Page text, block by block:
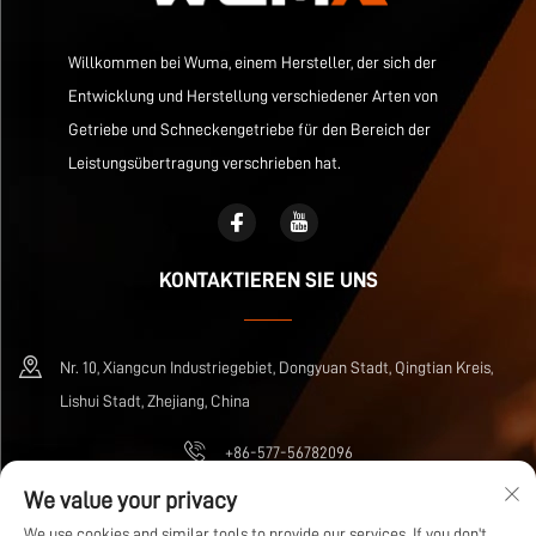
Willkommen bei Wuma, einem Hersteller, der sich der
Entwicklung und Herstellung verschiedener Arten von
Getriebe und Schneckengetriebe für den Bereich der
Leistungsübertragung verschrieben hat.
KONTAKTIEREN SIE UNS
Nr. 10, Xiangcun Industriegebiet, Dongyuan Stadt, Qingtian Kreis,
Lishui Stadt, Zhejiang, China
+86-577-56782096
[email protected]
We value your privacy